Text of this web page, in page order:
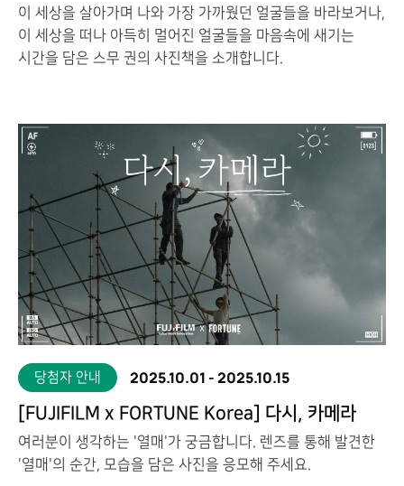
이 세상을 살아가며 나와 가장 가까웠던 얼굴들을 바라보거나,
이 세상을 떠나 아득히 멀어진 얼굴들을 마음속에 새기는
시간을 담은 스무 권의 사진책을 소개합니다.
당첨자 안내 2025.10.01 -2025.10.15
[FUJIFILM x FORTUNE Korea] 다시, 카메라
여러분이 생각하는 '열매'가 궁금합니다. 렌즈를 통해 발견한
'열매'의 순간, 모습을 담은 사진을 응모해 주세요.